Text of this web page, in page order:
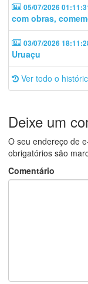
05/07/2026
com obras,
03/07/2026
Uruaçu
Ver todo o
Deixe um
O seu endereço de
obrigatórios são
Comentário